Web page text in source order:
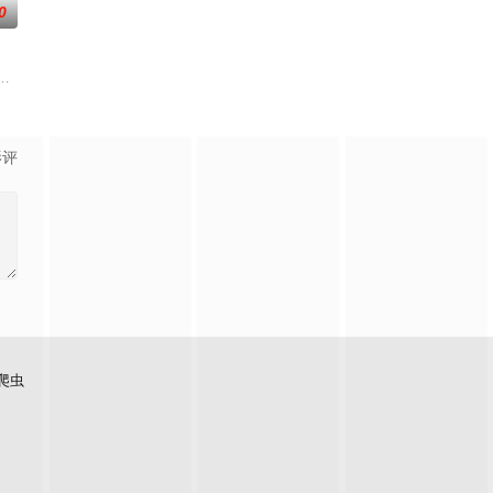
我意识的最终BOSS苏
，为应劫而至，他身化亿万血雨，洒落万古岁月，经历无数时
评
虫